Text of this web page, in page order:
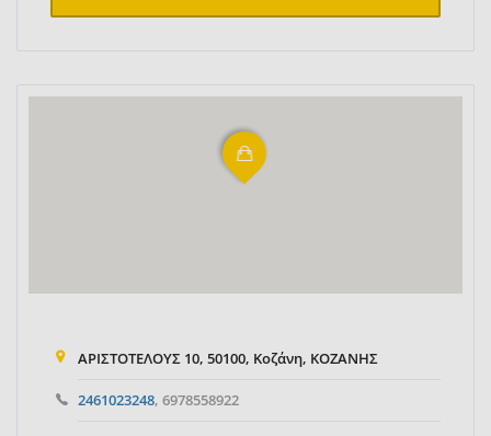
ΑΡΙΣΤΟΤΕΛΟΥΣ 10, 50100, Κοζάνη, ΚΟΖΑΝΗΣ
2461023248, 6978558922